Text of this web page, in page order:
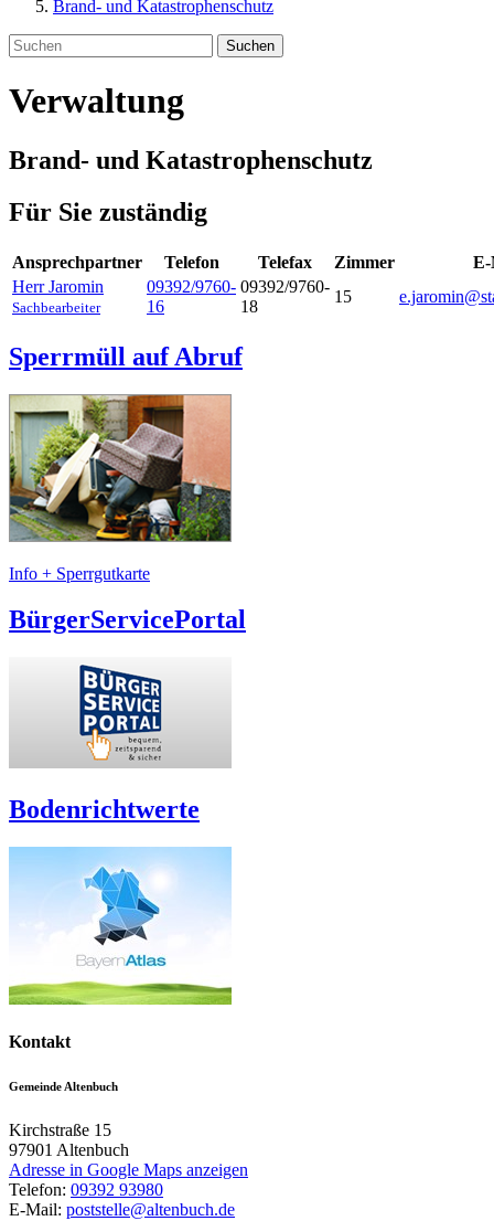
Brand- und Katastrophenschutz
Suchen
Verwaltung
Brand- und Katastrophenschutz
Für Sie zuständig
Ansprechpartner Telefon Telefax Zimmer
Herr Jaromin
Sachbearbeiter
09392/9760-
16
09392/9760-
18
15
Sperrmüll auf Abruf
Info + Sperrgutkarte
BürgerServicePortal
Bodenrichtwerte
Kontakt
Gemeinde Altenbuch
Kirchstraße 15
97901 Altenbuch
Adresse in Google Maps anzeigen
Telefon: 09392 93980
E-Mail: poststelle@altenbuch.de